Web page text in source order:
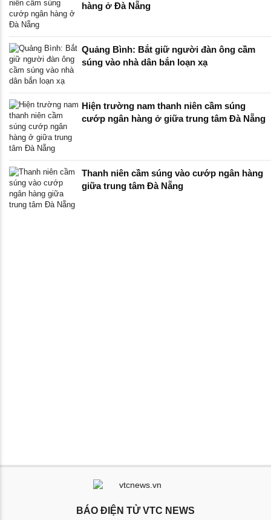
hàng ở Đà Nẵng
Quảng Bình: Bắt giữ người đàn ông cầm
súng vào nhà dân bắn loạn xạ
Hiện trường nam thanh niên cầm súng
cướp ngân hàng ở giữa trung tâm Đà Nẵng
Thanh niên cầm súng vào cướp ngân hàng
giữa trung tâm Đà Nẵng
BÁO ĐIỆN TỬ VTC NEWS